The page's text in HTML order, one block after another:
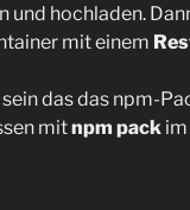
und hochladen.
mit einem
das das npm-
mitnpm pack